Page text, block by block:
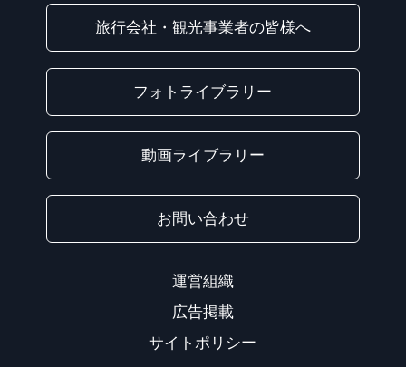
旅行会社・観光事業者の皆様へ
フォトライブラリー
動画ライブラリー
お問い合わせ
運営組織
広告掲載
サイトポリシー